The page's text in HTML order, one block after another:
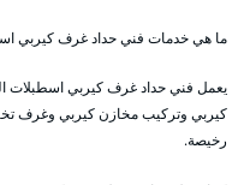
ما هي خدمات فني حداد غرف كيربي
يعمل فني حداد غرف كيربي اسطبلات
كيربي وتركيب مخازن كيربي وغرف
رخيصة.